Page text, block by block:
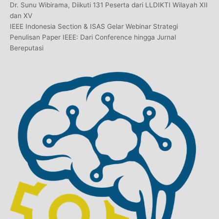
Dr. Sunu Wibirama, Diikuti 131 Peserta dari LLDIKTI Wilayah XII
dan XV
IEEE Indonesia Section & ISAS Gelar Webinar Strategi
Penulisan Paper IEEE: Dari Conference hingga Jurnal
Bereputasi